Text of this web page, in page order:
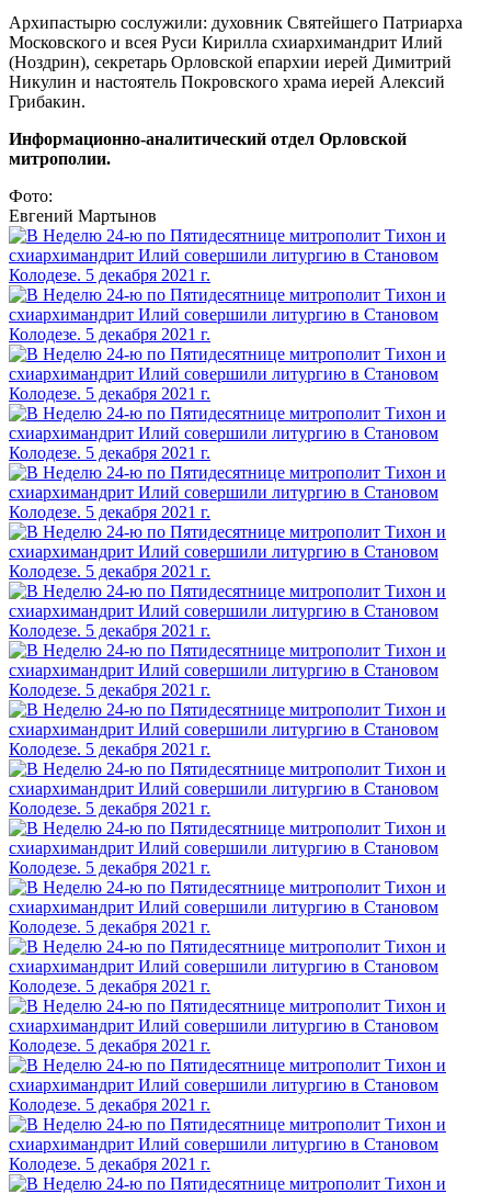
Архипастырю сослужили: духовник Святейшего Патриарха
Московского и всея Руси Кирилла схиархимандрит Илий
(Ноздрин), секретарь Орловской епархии иерей Димитрий
Никулин и настоятель Покровского храма иерей Алексий
Грибакин.
Информационно-аналитический отдел Орловской
митрополии.
Фото:
Евгений Мартынов